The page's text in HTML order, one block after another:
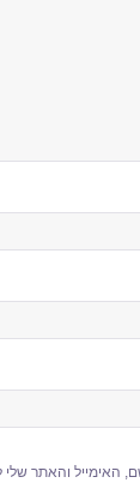
האימייל והאתר